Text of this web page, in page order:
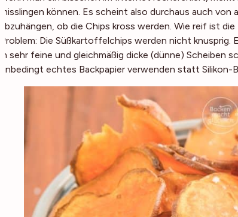
misslingen können. Es scheint also durchaus auch
abzuhängen, ob die Chips kross werden. Wie reif ist
Problem: Die Süßkartoffelchips werden nicht
in sehr feine und gleichmäßig dicke (dünne) Scheiben
unbedingt echtes Backpapier verwenden statt Silikon-